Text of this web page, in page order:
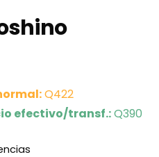
Q422
efectivo/transf.:Q390